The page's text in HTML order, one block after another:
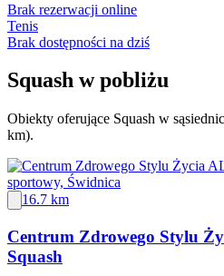
Brak rezerwacji online
Tenis
Brak dostępności na dziś
Squash w pobliżu
Obiekty oferujące Squash w
km).
16.7 km
Centrum Zdrowego Stylu
Squash